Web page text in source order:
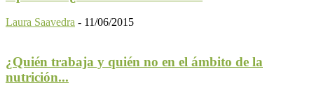
Laura Saavedra - 11/06/2015
¿Quién trabaja y quién no en el ámbito de la
nutrición...